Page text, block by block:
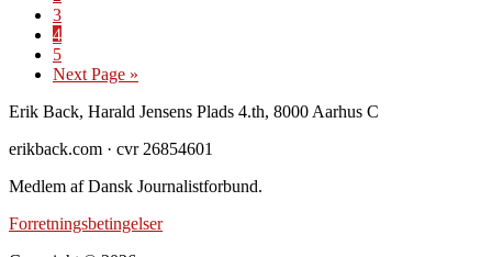
Side
3
Side
4
Side
5
Go
Next Page »
Footer
Erik Back, Harald Jensens Plads 4.th, 8000 Aarhus C
erikback.com · cvr 26854601
Medlem af Dansk Journalistforbund.
Forretningsbetingelser